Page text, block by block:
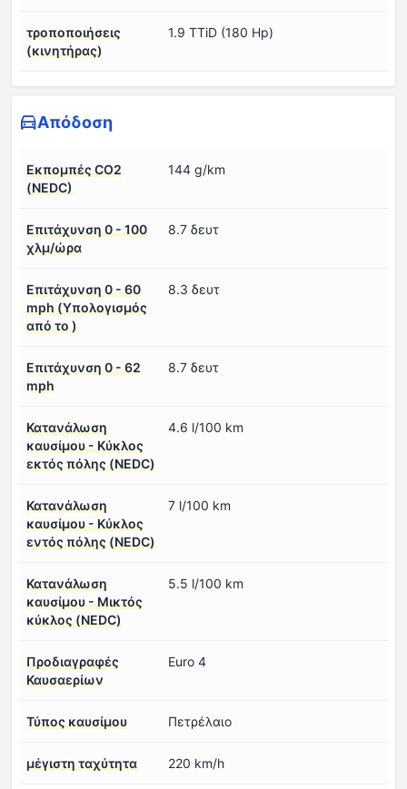
τροποποιήσεις
(κινητήρας)
1.9 TTiD (180 Hp)
Απόδοση
Εκπομπές CO2
(NEDC)
144 g/km
Επιτάχυνση 0 - 100
χλμ/ώρα
8.7 δευτ
Επιτάχυνση 0 - 60
mph (Υπολογισμός
από το )
8.3 δευτ
Επιτάχυνση 0 - 62
mph
8.7 δευτ
Κατανάλωση
καυσίμου - Κύκλος
εκτός πόλης (NEDC)
4.6 l/100 km
Κατανάλωση
καυσίμου - Κύκλος
εντός πόλης (NEDC)
7 l/100 km
Κατανάλωση
καυσίμου - Μικτός
κύκλος (NEDC)
5.5 l/100 km
Προδιαγραφές
Καυσαερίων
Euro 4
Τύπος καυσίμου Πετρέλαιο
μέγιστη ταχύτητα 220 km/h